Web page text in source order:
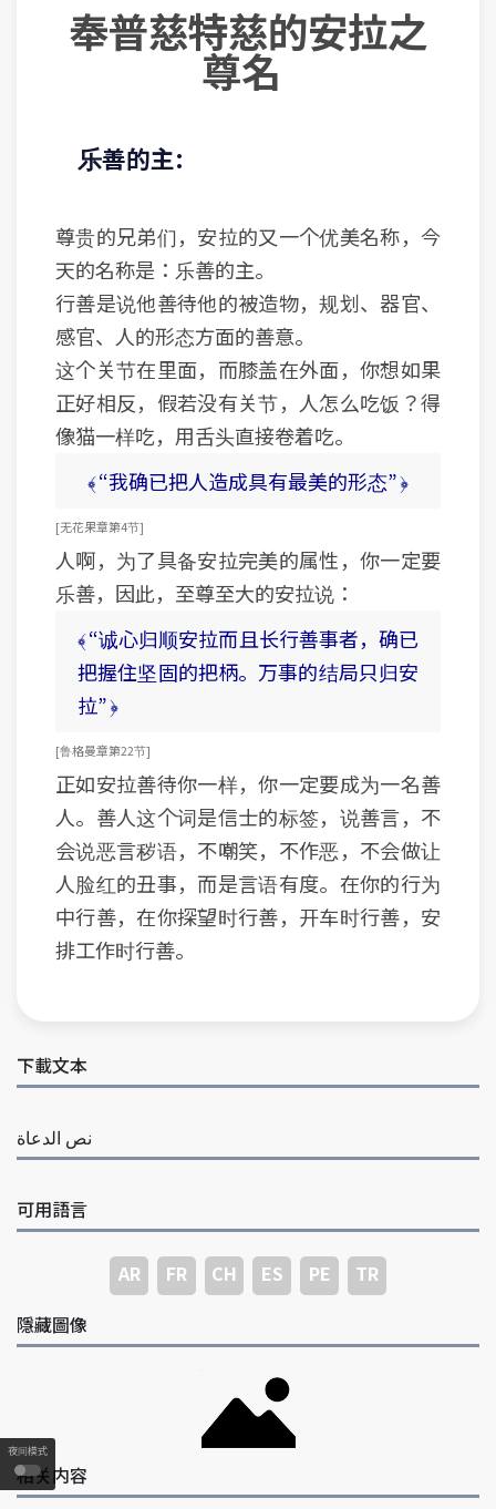
夜间模式
奉普慈特慈的安拉之
尊名
乐善的主:
尊贵的兄弟们，安拉的又一个优美名称，今
天的名称是：乐善的主。
行善是说他善待他的被造物，规划、器官、
感官、人的形态方面的善意。
这个关节在里面，而膝盖在外面，你想如果
正好相反，假若没有关节，人怎么吃饭？得
像猫一样吃，用舌头直接卷着吃。
﴾ “我确已把人造成具有最美的形态” ﴿
[ 无花果章 第4节 ]
人啊，为了具备安拉完美的属性，你一定要
乐善，因此，至尊至大的安拉说：
﴾ “诚心归顺安拉而且长行善事者，确已
把握住坚固的把柄。万事的结局只归安
拉” ﴿
[ 鲁格曼章 第22节 ]
正如安拉善待你一样，你一定要成为一名善
人。善人这个词是信士的标签，说善言，不
会说恶言秽语，不嘲笑，不作恶，不会做让
人脸红的丑事，而是言语有度。在你的行为
中行善，在你探望时行善，开车时行善，安
排工作时行善。
下載文本
نص الدعاة
可用語言
AR FR CH ES PE
TR
隱藏圖像
相关内容